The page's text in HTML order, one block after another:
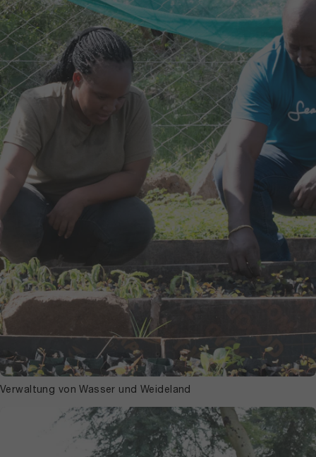
Verwaltung von Wasser und Weideland